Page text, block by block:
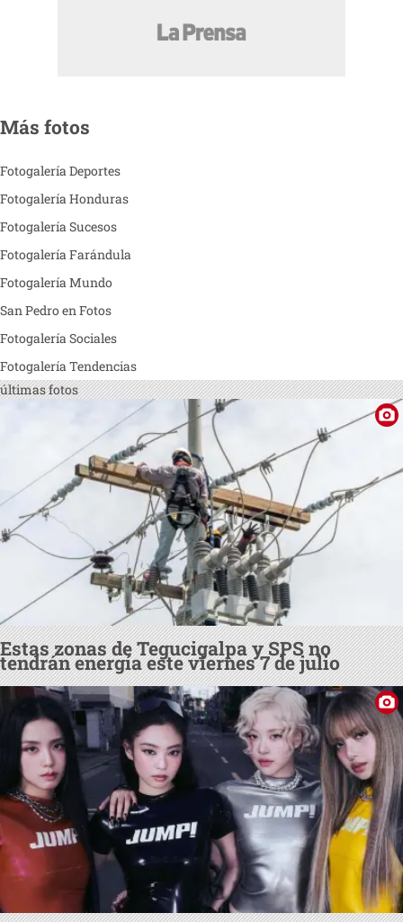
Más fotos
Fotogalería Deportes
Fotogalería Honduras
Fotogalería Sucesos
Fotogalería Farándula
Fotogalería Mundo
San Pedro en Fotos
Fotogalería Sociales
Fotogalería Tendencias
últimas fotos
Estas zonas de Tegucigalpa y SPS no
tendrán energía este viernes 7 de julio